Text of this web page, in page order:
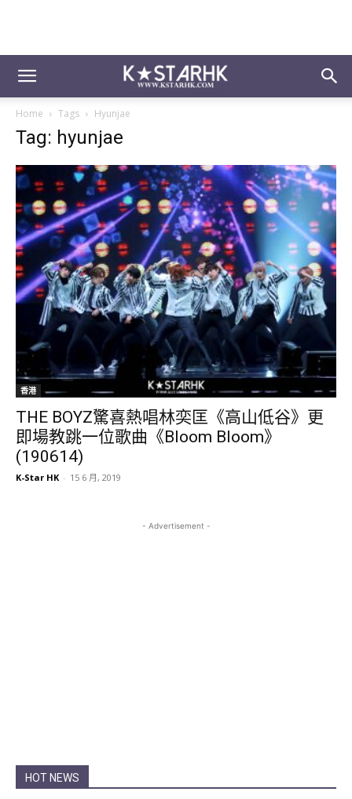
Home Tags Hyunjae
Tag: hyunjae
香港
THE BOYZ驚喜熱唱林奕匡《高山低谷》更
即場教跳一位歌曲《Bloom Bloom》
(190614)
K-Star HK - 15 6 月, 2019
- Advertisement -
HOT NEWS